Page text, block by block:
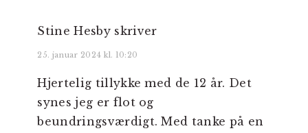
Stine Hesby skriver
25. januar 2024 kl. 10:20
Hjertelig tillykke med de 12 år. Det
synes jeg er flot og
beundringsværdigt. Med tanke på en